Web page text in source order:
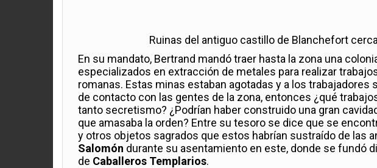
Ruinas del antiguo castillo de Blanchefort
En su mandato, Bertrand mandó traer hasta la zona una
especializados en extracción de metales para realizar
romanas. Estas minas estaban agotadas y a los
de contacto con las gentes de la zona, entonces ¿qué
tanto secretismo? ¿Podrían haber construido una gran
que amasaba la orden? Entre su tesoro se dice que se
y otros objetos sagrados que estos habrían sustraído de las
Salomón durante su asentamiento en este, donde se fundó
de Caballeros Templarios.